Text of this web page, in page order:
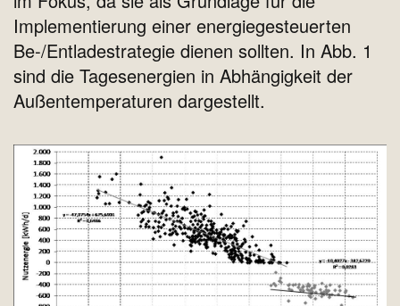
Implementierung einer energiegesteuerten
Be‐/Entladestrategie dienen sollten. In Abb. 1
sind die Tagesenergien in Abhängigkeit der
Außentemperaturen dargestellt.